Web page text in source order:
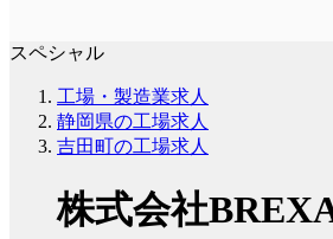
スペシャル
工場・製造業求人
静岡県の工場求人
吉田町の工場求人
株式会社